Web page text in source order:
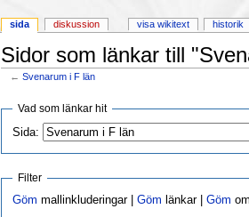
Sidor som länkar till
←Svenarum i F län
Vad som länkar hit
Sida:
Filter
Göm mallinkluderingar |Göm länkar |Göm
sida diskussion visa wikitext historik